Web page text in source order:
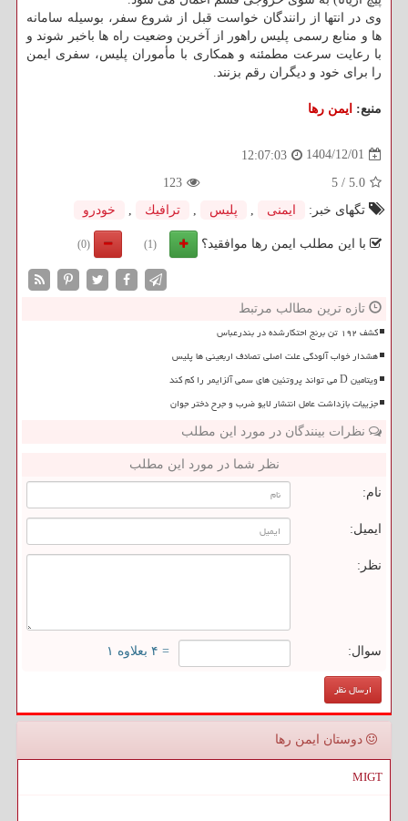
وی در انتها از رانندگان خواست قبل از شروع سفر، بوسیله سامانه
ها و منابع رسمی پلیس راهور از آخرین وضعیت راه ها باخبر شوند و
با رعایت سرعت مطمئنه و همکاری با مأموران پلیس، سفری ایمن
را برای خود و دیگران رقم بزنند.
منبع: ایمن رها
1404/12/01
12:07:03
5.0
/
5
123
تگهای خبر:
ایمنی پلیس ترافیك خودرو
با این مطلب ایمن رها موافقید؟ (1)
(0)
تازه ترین مطالب مرتبط
کشف ۱۹۲ تن برنج احتکارشده در بندرعباس
هشدار خواب آلودگی علت اصلی تصادف اربعینی ها پلیس
ویتامین D می تواند پروتئین های سمی آلزایمر را کم کند
جزییات بازداشت عامل انتشار لایو ضرب و جرح دختر جوان
نظرات بینندگان در مورد این مطلب
نظر شما در مورد این مطلب
نام:
ایمیل:
نظر:
سوال: = ۴ بعلاوه ۱
دوستان ایمن رها
MIGT